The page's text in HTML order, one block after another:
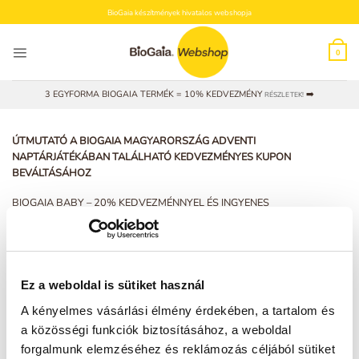
Ez a weboldal is sütiket használ
A kényelmes vásárlási élmény érdekében, a tartalom és
a közösségi funkciók biztosításához, a weboldal
forgalmunk elemzéséhez és reklámozás céljából sütiket
to
BioGaia készítmények hivatalos webshopja
0
3 EGYFORMA BIOGAIA TERMÉK = 10% KEDVEZMÉNYRÉSZLETEK! ➡️
ÚTMUTATÓ A BIOGAIA MAGYARORSZÁG ADVENTI
NAPTÁRJÁTÉKÁBAN TALÁLHATÓ KEDVEZMÉNYES KUPON
BEVÁLTÁSÁHOZ
BIOGAIA BABY – 20% KEDVEZMÉNNYEL ÉS INGYENES
KISZÁLLÍTÁSSAL
(i) A kupon a https://patika.biogaia.hu webshopban történő, BioGaia Baby
23-án 0 óra 00 perc és 23 óra 59 perc között leadott rendelések esetén.
megrendelésen belül a kedvezmény minden BioGaia Baby termékre
érvényes.